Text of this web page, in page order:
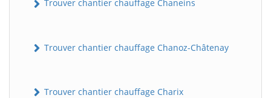
Trouver chantier chauffage Chaneins
Trouver chantier chauffage Chanoz-Châtenay
Trouver chantier chauffage Charix